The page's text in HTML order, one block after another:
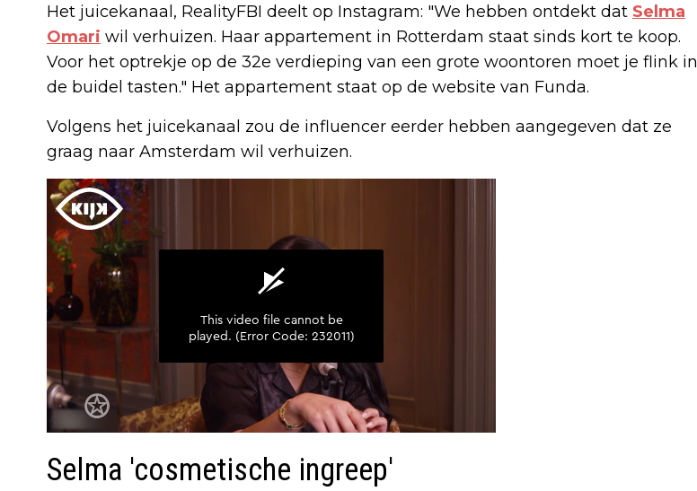
Het juicekanaal, RealityFBI deelt op Instagram: "We hebben ontdekt dat Selma
Omari wil verhuizen. Haar appartement in Rotterdam staat sinds kort te koop.
Voor het optrekje op de 32e verdieping van een grote woontoren moet je flink in
de buidel tasten." Het appartement staat op de website van Funda.
Volgens het juicekanaal zou de influencer eerder hebben aangegeven dat ze
graag naar Amsterdam wil verhuizen.
Selma 'cosmetische ingreep'